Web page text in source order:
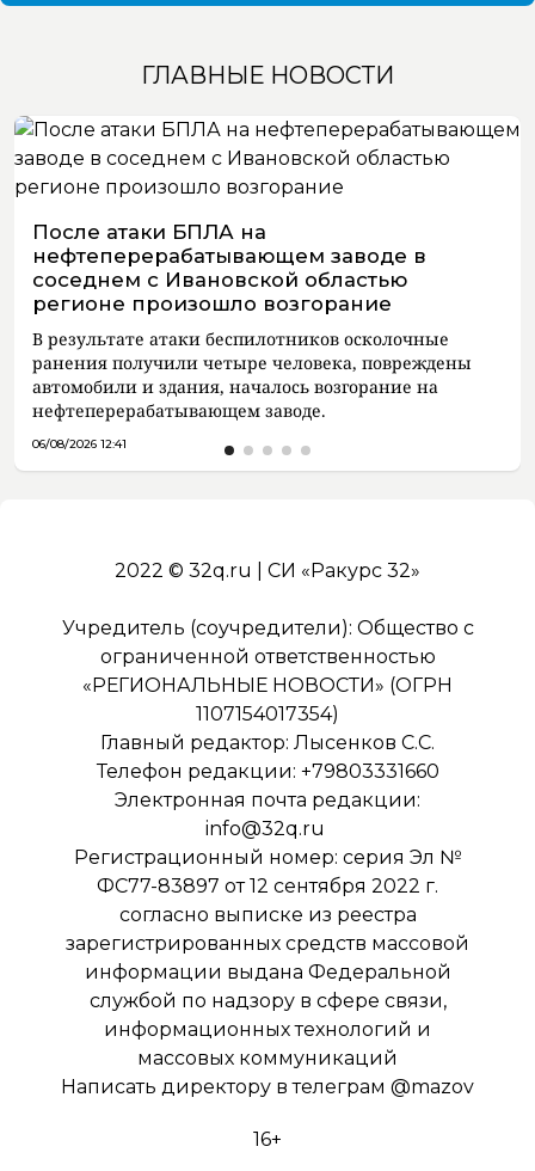
ГЛАВНЫЕ НОВОСТИ
После атаки БПЛА на
нефтеперерабатывающем заводе в
соседнем с Ивановской областью
регионе произошло возгорание
В результате атаки беспилотников осколочные
ранения получили четыре человека, повреждены
автомобили и здания, началось возгорание на
нефтеперерабатывающем заводе.
06/08/2026 12:41
2022 © 32q.ru | СИ «Ракурс 32»
Учредитель (соучредители): Общество с
ограниченной ответственностью
«РЕГИОНАЛЬНЫЕ НОВОСТИ» (ОГРН
1107154017354)
Главный редактор: Лысенков С.С.
Телефон редакции: +79803331660
Электронная почта редакции:
info@32q.ru
Регистрационный номер: серия Эл №
ФС77-83897 от 12 сентября 2022 г.
согласно выписке из реестра
зарегистрированных средств массовой
информации выдана Федеральной
службой по надзору в сфере связи,
информационных технологий и
массовых коммуникаций
Написать директору в телеграм @mazov
16+